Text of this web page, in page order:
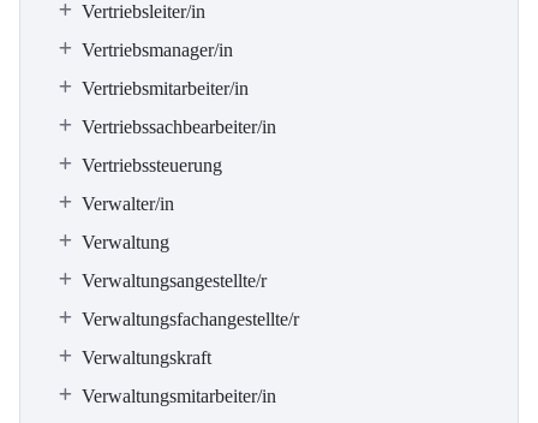
Vertriebsleiter/in
Vertriebsmanager/in
Vertriebsmitarbeiter/in
Vertriebssachbearbeiter/in
Vertriebssteuerung
Verwalter/in
Verwaltung
Verwaltungsangestellte/r
Verwaltungsfachangestellte/r
Verwaltungskraft
Verwaltungsmitarbeiter/in